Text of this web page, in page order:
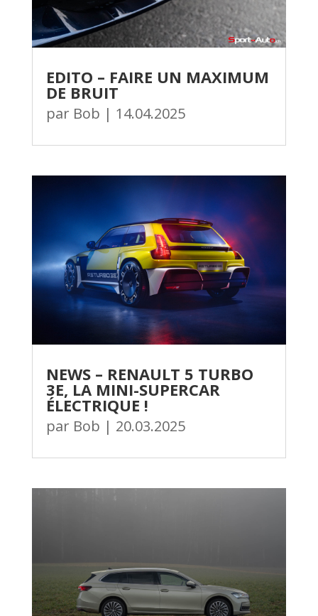
EDITO – FAIRE UN MAXIMUM
DE BRUIT
par Bob | 14.04.2025
NEWS – RENAULT 5 TURBO
3E, LA MINI-SUPERCAR
ÉLECTRIQUE !
par Bob | 20.03.2025